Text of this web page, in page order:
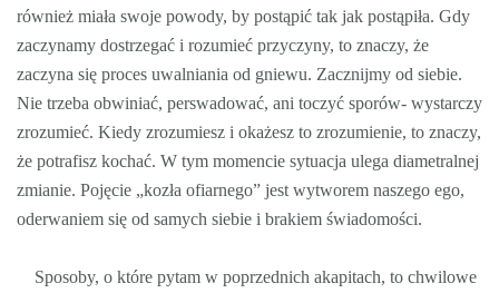
również miała swoje powody, by postąpić tak jak postąpiła. Gdy
zaczynamy dostrzegać i rozumieć przyczyny, to znaczy, że
zaczyna się proces uwalniania od gniewu. Zacznijmy od siebie.
Nie trzeba obwiniać, perswadować, ani toczyć sporów- wystarczy
zrozumieć. Kiedy zrozumiesz i okażesz to zrozumienie, to znaczy,
że potrafisz kochać. W tym momencie sytuacja ulega diametralnej
zmianie. Pojęcie „kozła ofiarnego” jest wytworem naszego ego,
oderwaniem się od samych siebie i brakiem świadomości.
Sposoby, o które pytam w poprzednich akapitach, to chwilowe